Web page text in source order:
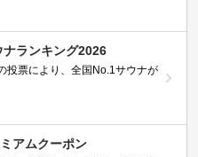
ランキング2026
投票により、全国No.1サウナが
アムクーポン